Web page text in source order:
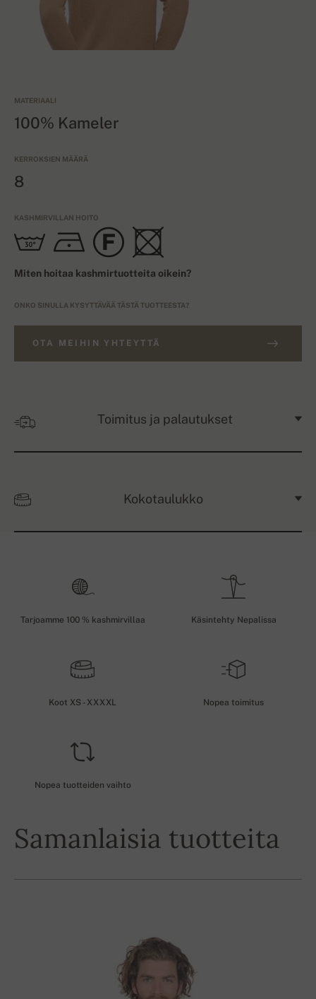
MATERIAALI
100% Kameler
KERROKSIEN MÄÄRÄ
8
KASHMIRVILLAN HOITO
Miten hoitaa kashmirtuotteita oikein?
ONKO SINULLA KYSYTTÄVÄÄ TÄSTÄ TUOTTEESTA?
OTA MEIHIN YHTEYTTÄ
Toimitus ja palautukset
Kokotaulukko
Tarjoamme 100 % kashmirvillaa Käsintehty Nepalissa
Koot XS - XXXXL Nopea toimitus
Nopea tuotteiden vaihto
Samanlaisia tuotteita